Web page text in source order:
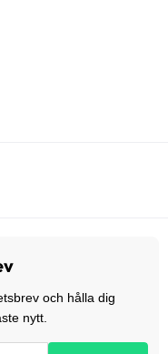
och hålla dig
nytt.